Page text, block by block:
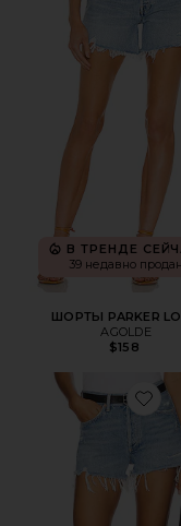
В ТРЕНДЕ
39 недавно продан
ШОРТЫ PARKER
AGOLDE
$158